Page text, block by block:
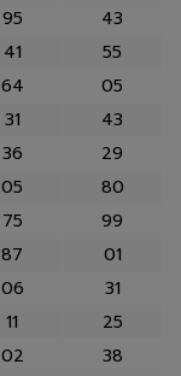
95
43
41
55
64
05
31
43
36
29
05
80
75
99
87
01
06
31
11
25
02
38